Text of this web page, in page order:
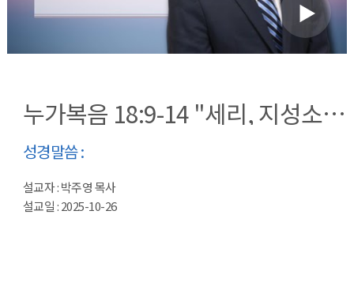
누가복음 18:9-14 "세리, 지성소로 입장"
성경말씀 :
설교자 : 박주영 목사
설교일 : 2025-10-26